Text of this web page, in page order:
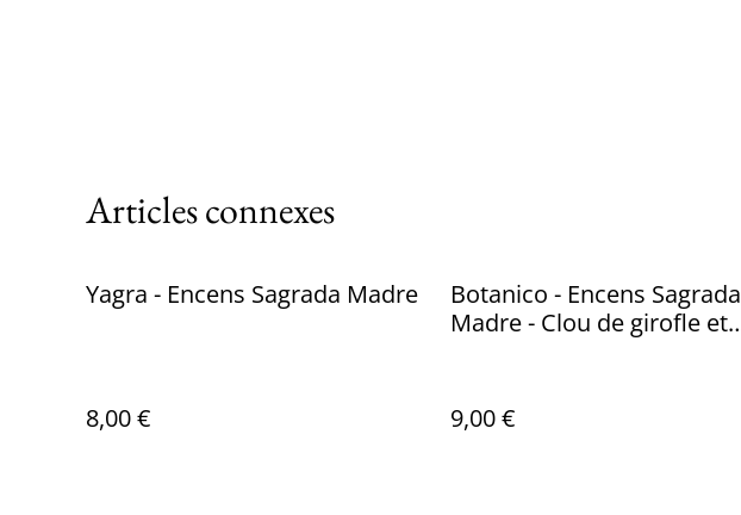
Articles connexes
Yagra - Encens Sagrada Madre
8,00 €
Botanico - Encens Sagrada
Madre - Clou de girofle et
9,00 €